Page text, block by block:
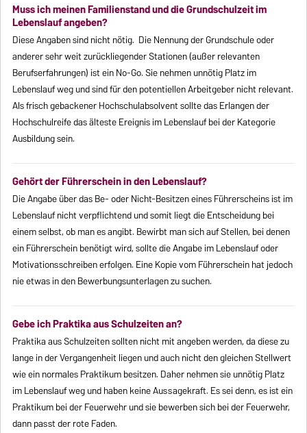
Muss ich meinen Familienstand und die Grundschulzeit im
Lebenslauf angeben?
Diese Angaben sind nicht nötig. Die Nennung der Grundschule oder
anderer sehr weit zurückliegender Stationen (außer relevanten
Berufserfahrungen) ist ein No-Go. Sie nehmen unnötig Platz im
Lebenslauf weg und sind für den potentiellen Arbeitgeber nicht relevant.
Als frisch gebackener Hochschulabsolvent sollte das Erlangen der
Hochschulreife das älteste Ereignis im Lebenslauf bei der Kategorie
Ausbildung sein.
Gehört der Führerschein in den Lebenslauf?
Die Angabe über das Be- oder Nicht-Besitzen eines Führerscheins ist im
Lebenslauf nicht verpflichtend und somit liegt die Entscheidung bei
einem selbst, ob man es angibt. Bewirbt man sich auf Stellen, bei denen
ein Führerschein benötigt wird, sollte die Angabe im Lebenslauf oder
Motivationsschreiben erfolgen. Eine Kopie vom Führerschein hat jedoch
nie etwas in den Bewerbungsunterlagen zu suchen.
Gebe ich Praktika aus Schulzeiten an?
Praktika aus Schulzeiten sollten nicht mit angeben werden, da diese zu
lange in der Vergangenheit liegen und auch nicht den gleichen Stellwert
wie ein normales Praktikum besitzen. Daher nehmen sie unnötig Platz
im Lebenslauf weg und haben keine Aussagekraft. Es sei denn, es ist ein
Praktikum bei der Feuerwehr und sie bewerben sich bei der Feuerwehr,
dann passt der rote Faden.